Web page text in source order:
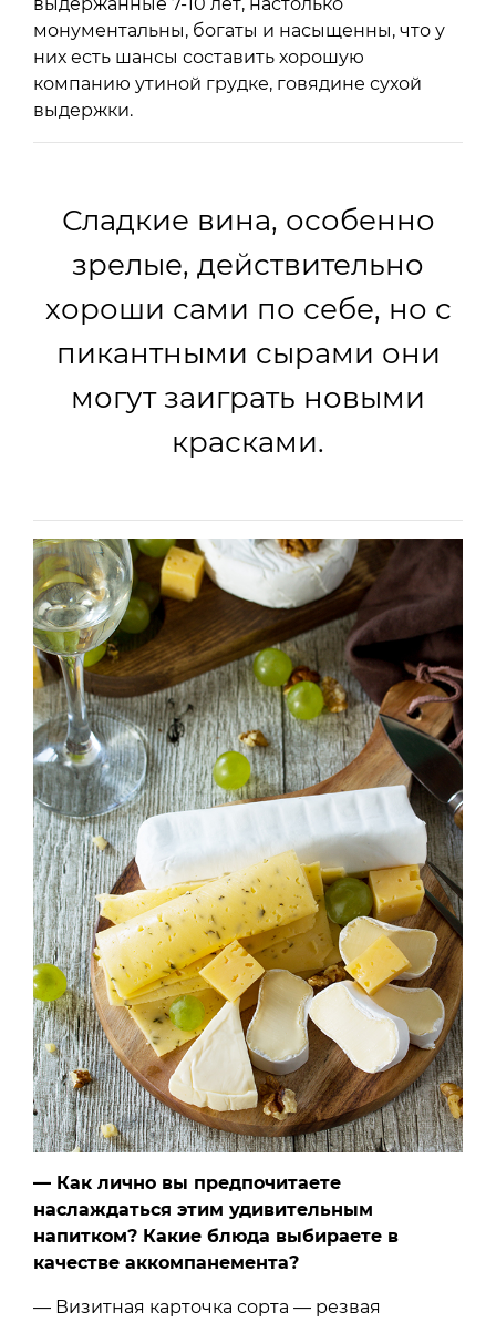
монументальны, богаты и насыщенны, что у
них есть шансы составить хорошую
компанию утиной грудке, говядине сухой
выдержки.
Сладкие вина, особенно
зрелые, действительно
хороши сами по себе, но с
пикантными сырами они
могут заиграть новыми
красками.
— Как лично вы предпочитаете
наслаждаться этим удивительным
напитком? Какие блюда выбираете в
качестве аккомпанемента?
— Визитная карточка сорта — резвая